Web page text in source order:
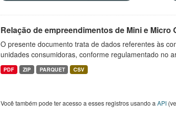
Relação de empreendimentos de Mini e Micro
O presente documento trata de dados referentes às
unidades consumidoras, conforme regulamentado no
PDF ZIP PARQUET CSV
Você também pode ter acesso a esses registros usando a API